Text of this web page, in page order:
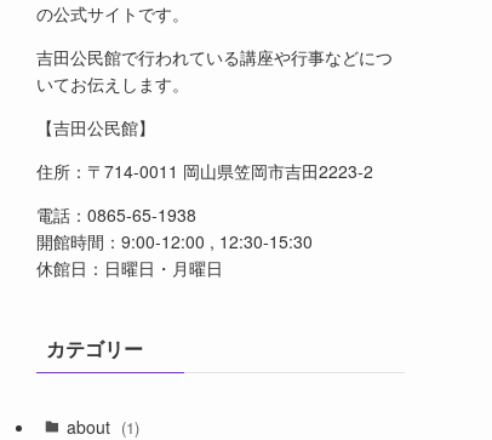
の公式サイトです。
吉田公民館で行われている講座や行事などにつ
いてお伝えします。
【吉田公民館】
住所：〒714-0011 岡山県笠岡市吉田2223-2
電話：0865-65-1938
開館時間：9:00-12:00 , 12:30-15:30
休館日：日曜日・月曜日
カテゴリー
about (1)